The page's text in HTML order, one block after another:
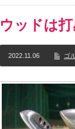
ウッドは
2022.11.06 ゴ